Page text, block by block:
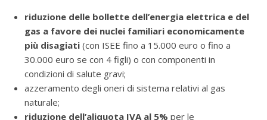
riduzione delle bollette dell’energia elettrica e del
gas a favore dei nuclei familiari economicamente
più disagiati (con ISEE fino a 15.000 euro o fino a
30.000 euro se con 4 figli) o con componenti in
condizioni di salute gravi;
azzeramento degli oneri di sistema relativi al gas
naturale;
riduzione dell’aliquota IVA al 5% per le